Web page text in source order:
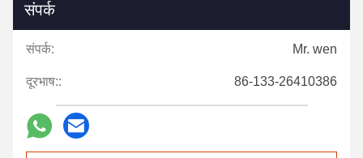
संपर्क
संपर्क: Mr. wen
दूरभाष:: 86-133-26410386